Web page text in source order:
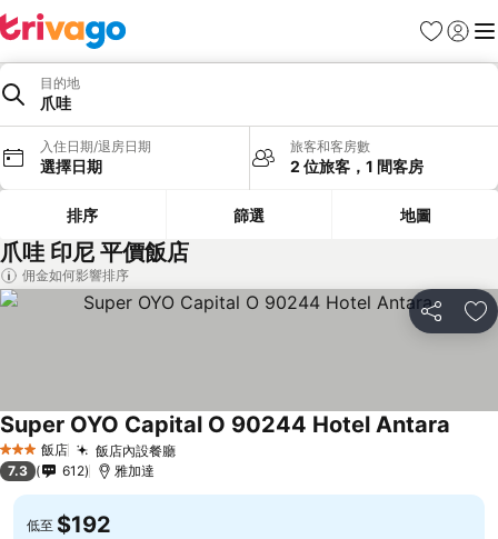
我的最愛
登入 選
目的地
爪哇
入住日期/退房日期
選擇日期
旅客和客房數
2 位旅客，1 間客房
排序 篩選 地圖
爪哇 印尼 平價飯店
佣金如何影響排序
分享 加
3 星級 飯店 飯店內設餐廳
Super OYO Capital O 90244 Hotel Antara
7.3 612 雅加達
低至 $192